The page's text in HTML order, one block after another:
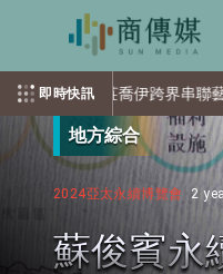
即時快訊
跨界串聯藝術、教育與公益
地方綜合
2024亞太永續博覽會 2
蘇俊賓永